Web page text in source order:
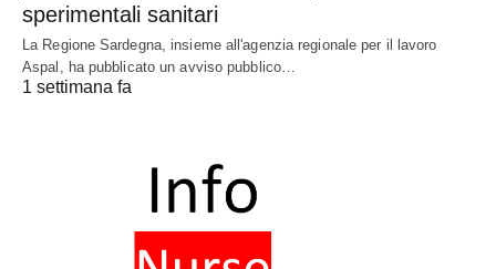
sperimentali sanitari
La Regione Sardegna, insieme all'agenzia regionale per il lavoro
Aspal, ha pubblicato un avviso pubblico…
1 settimana fa